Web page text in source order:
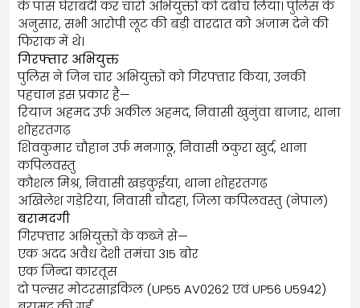
के पास घेराबंदी कर चारों अभियुक्तों को दबोच लिया। पुलिस के
अनुसार, सभी आरोपी लूट की बड़ी वारदात को अंजाम देने की
फिराक में थे।
गिरफ्तार अभियुक्त
पुलिस ने जिन चार अभियुक्तों को गिरफ्तार किया, उनकी
पहचान इस प्रकार है—
रियाज अहमद उर्फ अकील अहमद, निवासी खुनुंवा बाजार, थाना
शोहरतगढ़
शिवकुमार चौहान उर्फ मनगाठू, निवासी ठकुरा खुर्द, थाना
कपिलवस्तु
कौशल मिश्र, निवासी खड़कुईया, थाना शोहरतगढ़
अखिलेश गड़ेरिया, निवासी चौदहा, जिला कपिलवस्तु (नेपाल)
बरामदगी
गिरफ्तार अभियुक्तों के कब्जे से—
एक अदद अवैध देशी तमंचा 315 बोर
एक जिन्दा कारतूस
दो पल्सर मोटरसाइकिल (UP55 AV0262 एवं UP56 U5942)